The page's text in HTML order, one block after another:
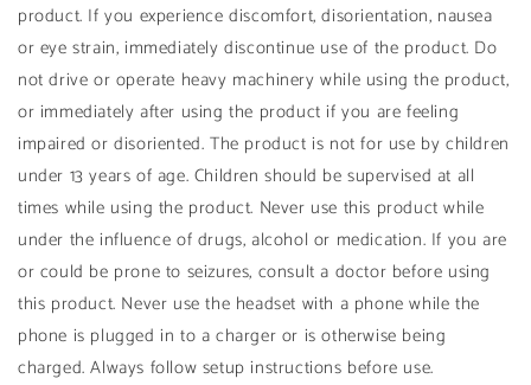
product. If you experience discomfort, disorientation, nausea
or eye strain, immediately discontinue use of the product. Do
not drive or operate heavy machinery while using the product,
or immediately after using the product if you are feeling
impaired or disoriented. The product is not for use by children
under 13 years of age. Children should be supervised at all
times while using the product. Never use this product while
under the influence of drugs, alcohol or medication. If you are
or could be prone to seizures, consult a doctor before using
this product. Never use the headset with a phone while the
phone is plugged in to a charger or is otherwise being
charged. Always follow setup instructions before use.